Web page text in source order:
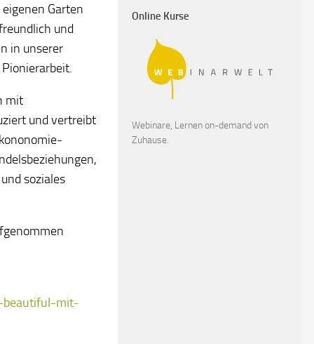
Garten
und
in unserer
mit
und vertreibt
soziales
beautiful-mit-
Online Kurse
Webinare, Lernen on-demand von
Zuhause.